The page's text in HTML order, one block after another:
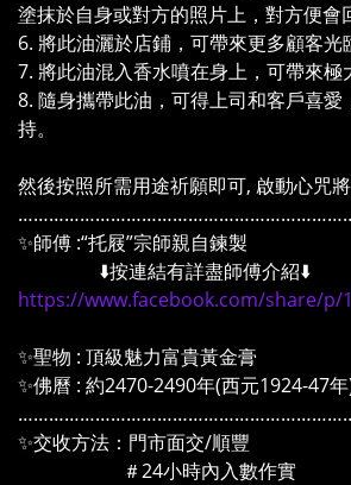
塗抹於自身或對方的照片上，對方便會
6. 將此油灑於店鋪，可帶來更多顧客光
7. 將此油混入香水噴在身上，可帶來極
8. 隨身攜帶此油，可得上司和客戶喜愛
持。
然後按照所需用途祈願即可, 啟動心咒將
✨師傅 :“托屐”宗師親自鍊製
⬇️按連結有詳盡師傅介紹⬇️
https://www.facebook.com/share/p/
✨聖物 : 頂級魅力富貴黃金膏
✨佛曆 : 約2470-2490年(西元1924-47
✨交收方法：門市面交/順豐
＃24小時內入數作實